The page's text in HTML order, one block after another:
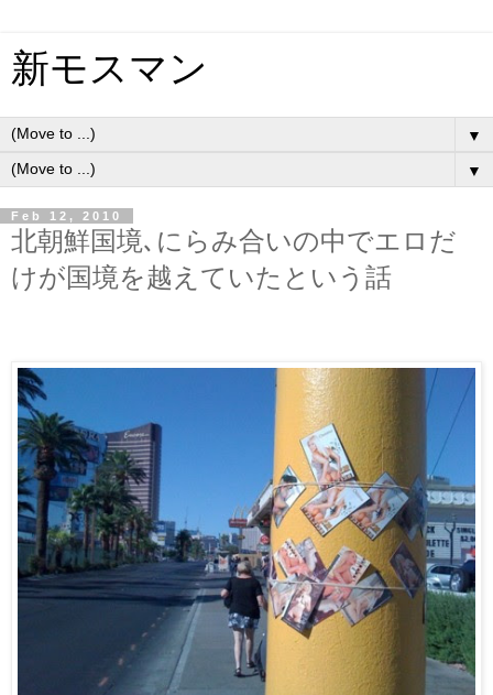
新モスマン
▼
▼
Feb 12, 2010
北朝鮮国境､にらみ合いの中でエロだ
けが国境を越えていたという話